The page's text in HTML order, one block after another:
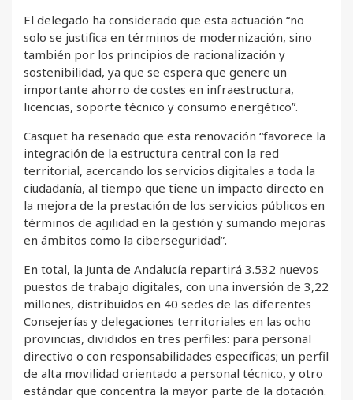
El delegado ha considerado que esta actuación “no
solo se justifica en términos de modernización, sino
también por los principios de racionalización y
sostenibilidad, ya que se espera que genere un
importante ahorro de costes en infraestructura,
licencias, soporte técnico y consumo energético”.
Casquet ha reseñado que esta renovación “favorece la
integración de la estructura central con la red
territorial, acercando los servicios digitales a toda la
ciudadanía, al tiempo que tiene un impacto directo en
la mejora de la prestación de los servicios públicos en
términos de agilidad en la gestión y sumando mejoras
en ámbitos como la ciberseguridad”.
En total, la Junta de Andalucía repartirá 3.532 nuevos
puestos de trabajo digitales, con una inversión de 3,22
millones, distribuidos en 40 sedes de las diferentes
Consejerías y delegaciones territoriales en las ocho
provincias, divididos en tres perfiles: para personal
directivo o con responsabilidades específicas; un perfil
de alta movilidad orientado a personal técnico, y otro
estándar que concentra la mayor parte de la dotación.